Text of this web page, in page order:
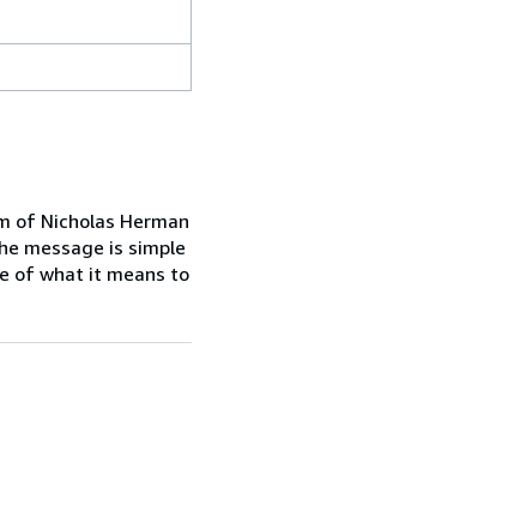
of Nicholas Herman
message is simple
of what it means to